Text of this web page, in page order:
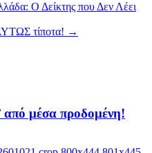
Ο Δείκτης που Δεν Λέει
τίποτα! →
μέσα προδομένη!